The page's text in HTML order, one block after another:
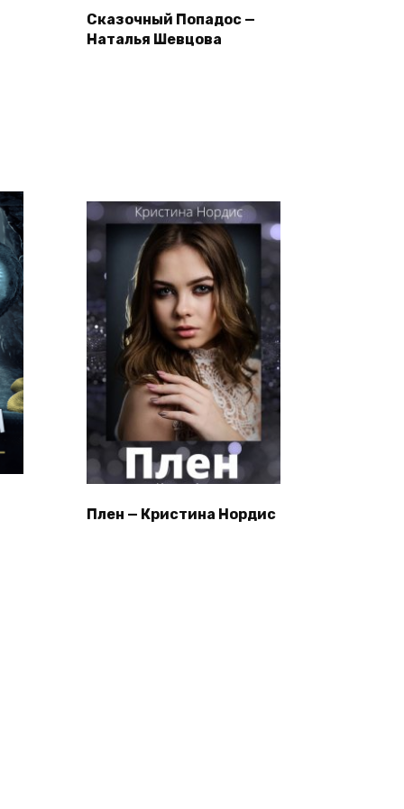
Сказочный Попадос —
Наталья Шевцова
Плен — Кристина Нордис